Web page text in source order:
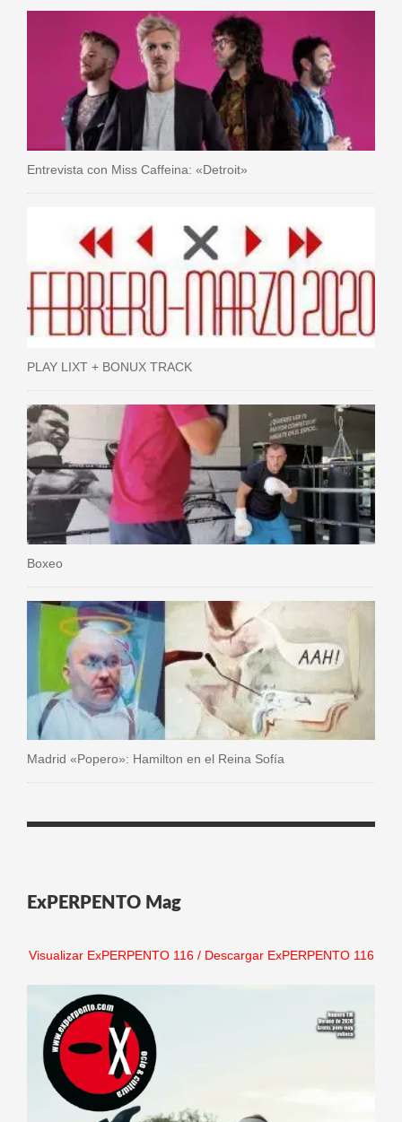
Entrevista con Miss Caffeina: «Detroit»
PLAY LIXT + BONUX TRACK
Boxeo
Madrid «Popero»: Hamilton en el Reina Sofía
ExPERPENTO Mag
Visualizar ExPERPENTO 116/ Descargar ExPERPENTO 116